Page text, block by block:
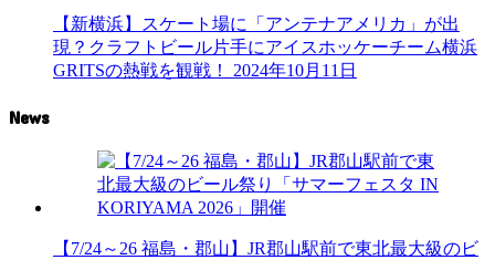
【新横浜】スケート場に「アンテナアメリカ」が出
現？クラフトビール片手にアイスホッケーチーム横浜
GRITSの熱戦を観戦！
2024年10月11日
News
【7/24～26 福島・郡山】JR郡山駅前で東北最大級のビ